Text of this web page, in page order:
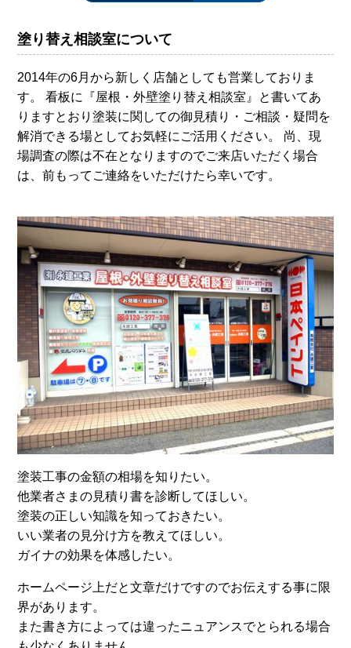
塗り替え相談室について
2014年の6月から新しく店舗としても営業しておりま
す。 看板に『屋根・外壁塗り替え相談室』と書いてあ
りますとおり塗装に関しての御見積り・ご相談・疑問を
解消できる場としてお気軽にご活用ください。 尚、現
場調査の際は不在となりますのでご来店いただく場合
は、前もってご連絡をいただけたら幸いです。
塗装工事の金額の相場を知りたい。
他業者さまの見積り書を診断してほしい。
塗装の正しい知識を知っておきたい。
いい業者の見分け方を教えてほしい。
ガイナの効果を体感したい。
ホームページ上だと文章だけですのでお伝えする事に限
界があります。
また書き方によっては違ったニュアンスでとられる場合